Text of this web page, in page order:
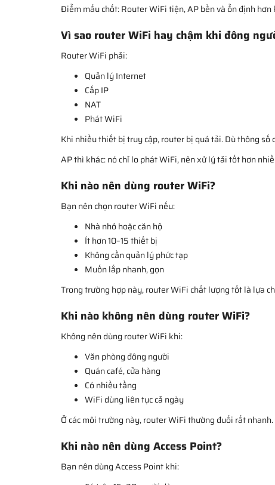
Điểm mấu chốt: Router WiFi tiện, AP bền và ổn định
Vì sao router WiFi hay chậm khi đông
Router WiFi phải:
Quản lý Internet
Cấp IP
NAT
Phát WiFi
Khi nhiều thiết bị truy cập, router bị quá tải. Dù thông số
AP thì khác: nó chỉ lo phát WiFi, nên xử lý tải tốt hơn
Khi nào nên dùng router WiFi?
Bạn nên chọn router WiFi nếu:
Nhà nhỏ hoặc căn hộ
Ít hơn 10–15 thiết bị
Không cần quản lý phức tạp
Muốn lắp nhanh, gọn
Trong trường hợp này, router WiFi chất lượng tốt là lựa
Khi nào không nên dùng router WiFi?
Không nên dùng router WiFi khi:
Văn phòng đông người
Quán café, cửa hàng
Có nhiều tầng
WiFi dùng liên tục cả ngày
Ở các môi trường này, router WiFi thường đuối rất nhanh.
Khi nào nên dùng Access Point?
Bạn nên dùng Access Point khi: